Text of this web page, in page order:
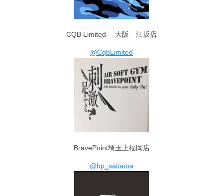
CQB Limited 大阪 江坂店
@CqbLimited
BravePoint埼玉上福岡店
@bp_saitama